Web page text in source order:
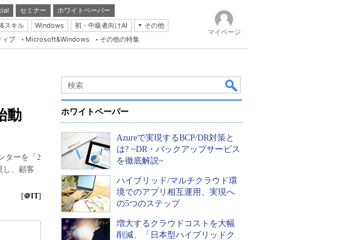
セミナー
ホワイトペーパー
スキル Windows 初・中級者向けAI
その他
Server & Storage
Java Agile
Database Expert
Linux ＆ OSS
Master of IP Network
Security & Trust
Test & Tools
ィブ Microsoft&Windows その他の特集
マイページ
動
ターを「2
し、顧客
[＠IT]
ホワイトペーパー
Azureで実現するBCP/DR対策と
は? ~DR・バックアップサービス
を徹底解説~
ハイブリッド/マルチクラウド環
境でのアプリ相互運用、実現へ
の5つのステップ
増大するクラウドコストを大幅
削減、「日本型ハイブリッドク